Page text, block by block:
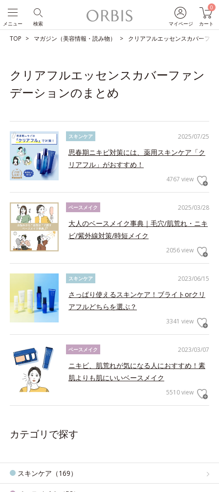
マイページ
0
カート
検索
メニュー
TOP マガジン（美容情報・読み物） クリアフルエッセンスカバーファ
クリアフルエッセンスカバーファン
デーションのまとめ
2025/07/25
スキンケア
思春期ニキビ対策には、薬用スキンケア「ク
リアフル」がおすすめ！
4767 view
2025/03/28
ベースメイク
大人のベースメイク事典｜毛穴/肌荒れ・ニキ
ビ/紫外線対策/時短メイク
2056 view
2023/06/15
スキンケア
さっぱり使えるスキンケア！ブライトorクリ
アフルどちらを選ぶ？
3341 view
2023/03/07
ベースメイク
ニキビ、肌荒れが気になる人におすすめ！素
肌よりも肌にいいベースメイク
5510 view
カテゴリで探す
スキンケア（169）